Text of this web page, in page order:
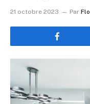
21 octobre 2023 Par